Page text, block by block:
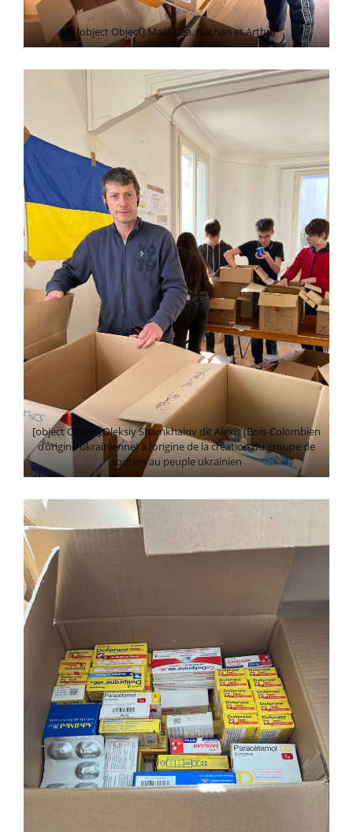
[object Object],Maël, Léa, Nathan et Arthur
[object Object],Oleksiy Shamkhalov dit Alexis (Bois-Colombien
d’origine ukrainienne) à l’origine de la création du groupe de
soutien au peuple ukrainien